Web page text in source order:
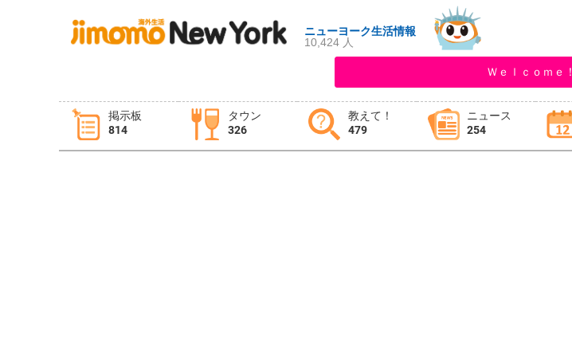
ニューヨーク生活情報
10,424 人
Ｗｅｌｃｏｍｅ！
掲示板
814
タウン
326
教えて！
479
ニュース
254
タウン情報